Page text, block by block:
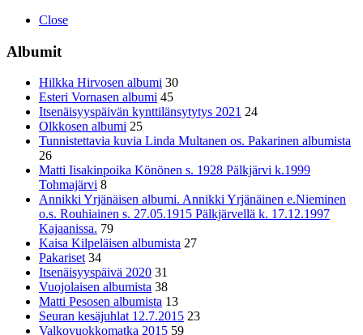
Close
Albumit
Hilkka Hirvosen albumi 30
Esteri Vornasen albumi 45
Itsenäisyyspäivän kynttilänsytytys 2021 24
Olkkosen albumi 25
Tunnistettavia kuvia Linda Multanen os. Pakarinen albumista
26
Matti Iisakinpoika Könönen s. 1928 Pälkjärvi k.1999
Tohmajärvi 8
Annikki Yrjänäisen albumi. Annikki Yrjänäinen e.Nieminen
o.s. Rouhiainen s. 27.05.1915 Pälkjärvellä k. 17.12.1997
Kajaanissa. 79
Kaisa Kilpeläisen albumista 27
Pakariset 34
Itsenäisyyspäivä 2020 31
Vuojolaisen albumista 38
Matti Pesosen albumista 13
Seuran kesäjuhlat 12.7.2015 23
Valkovuokkomatka 2015 59